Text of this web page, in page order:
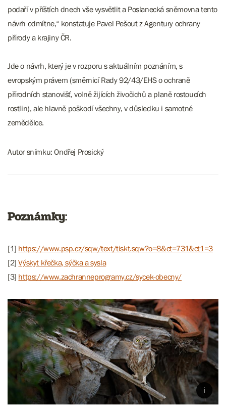
podaří v příštích dnech vše vysvětlit a Poslanecká sněmovna tento
návrh odmítne,“ konstatuje Pavel Pešout z Agentury ochrany
přírody a krajiny ČR.
Jde o návrh, který je v rozporu s aktuálním poznáním, s
evropským právem (směrnicí Rady 92/43/EHS o ochraně
přírodních stanovišť, volně žijících živočichů a planě rostoucích
rostlin), ale hlavně poškodí všechny, v důsledku i samotné
zemědělce.
Autor snímku: Ondřej Prosický
Poznámky:
[1] https://www.psp.cz/sqw/text/tiskt.sqw?o=8&ct=731&ct1=3
[2]Výskyt křečka, sýčka a sysla
[3] https://www.zachranneprogramy.cz/sycek-obecny/